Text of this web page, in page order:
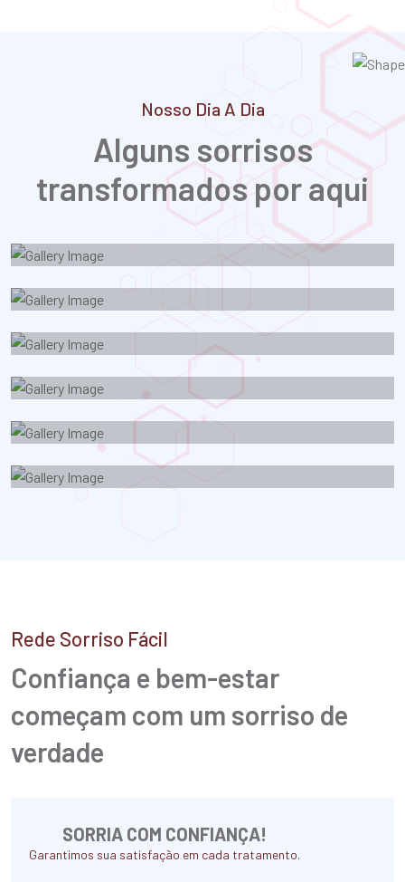
Nosso Dia A Dia
Alguns sorrisos
transformados por aqui
Rede Sorriso Fácil
Confiança e bem-estar
começam com um sorriso de
verdade
SORRIA COM CONFIANÇA!
Garantimos sua satisfação em cada tratamento.